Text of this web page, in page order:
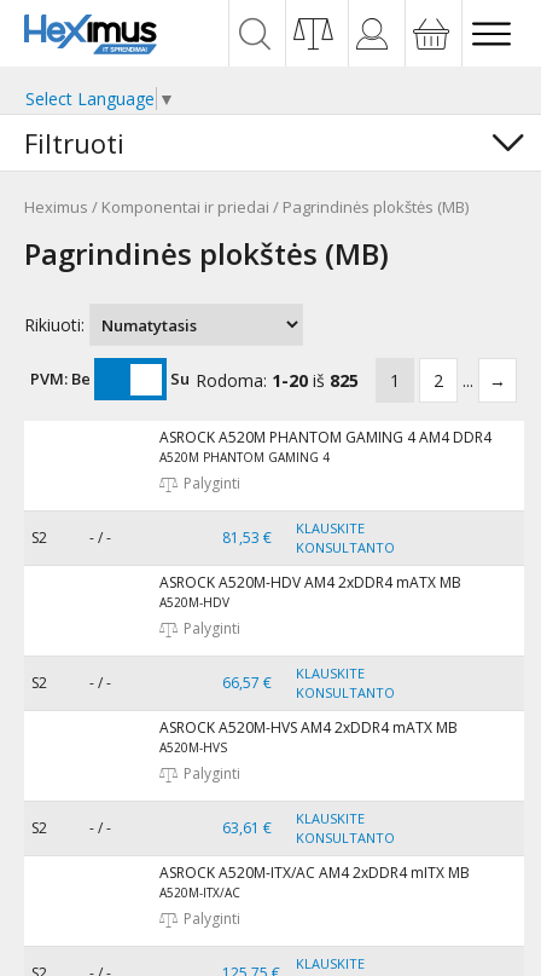
Select Language ▼
Filtruoti
Heximus / Komponentai ir priedai / Pagrindinės plokštės (MB)
Pagrindinės plokštės (MB)
Rikiuoti:
PVM: Be Su Rodoma: 1-20 iš 825 1 2 ... →
ASROCK A520M PHANTOM GAMING 4 AM4 DDR4
A520M PHANTOM GAMING 4
Palyginti
S2 - / - 81,53 €
KLAUSKITE
KONSULTANTO
ASROCK A520M-HDV AM4 2xDDR4 mATX MB
A520M-HDV
Palyginti
S2 - / - 66,57 €
KLAUSKITE
KONSULTANTO
ASROCK A520M-HVS AM4 2xDDR4 mATX MB
A520M-HVS
Palyginti
S2 - / - 63,61 €
KLAUSKITE
KONSULTANTO
ASROCK A520M-ITX/AC AM4 2xDDR4 mITX MB
A520M-ITX/AC
Palyginti
KLAUSKITE